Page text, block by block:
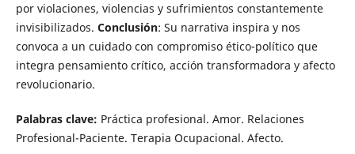
por violaciones, violencias y sufrimientos constantemente
invisibilizados. Conclusión: Su narrativa inspira y nos
convoca a un cuidado con compromiso ético-político que
integra pensamiento crítico, acción transformadora y afecto
revolucionario.
Palabras clave: Práctica profesional. Amor. Relaciones
Profesional-Paciente. Terapia Ocupacional. Afecto.